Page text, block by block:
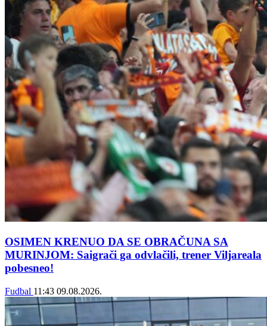
OSIMEN KRENUO DA SE OBRAČUNA SA
MURINJOM: Saigrači ga odvlačili, trener Viljareala
pobesneo!
Fudbal 11:43 09.08.2026.